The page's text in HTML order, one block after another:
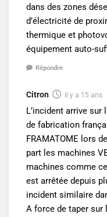
dans des zones
d’électricité de
thermique et
équipement auto-
Répondre
Citron il y a 15 ans
L’incident arrive sur
de fabrication
FRAMATOME lors
part les machines
machines comme
est arrêtée depuis
incident similaire
A force de taper sur